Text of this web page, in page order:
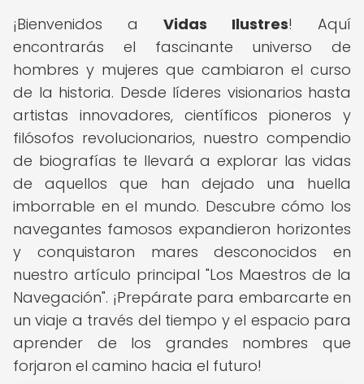
¡Bienvenidos a Vidas Ilustres! Aquí
encontrarás el fascinante universo de
hombres y mujeres que cambiaron el curso
de la historia. Desde líderes visionarios hasta
artistas innovadores, científicos pioneros y
filósofos revolucionarios, nuestro compendio
de biografías te llevará a explorar las vidas
de aquellos que han dejado una huella
imborrable en el mundo. Descubre cómo los
navegantes famosos expandieron horizontes
y conquistaron mares desconocidos en
nuestro artículo principal "Los Maestros de la
Navegación". ¡Prepárate para embarcarte en
un viaje a través del tiempo y el espacio para
aprender de los grandes nombres que
forjaron el camino hacia el futuro!